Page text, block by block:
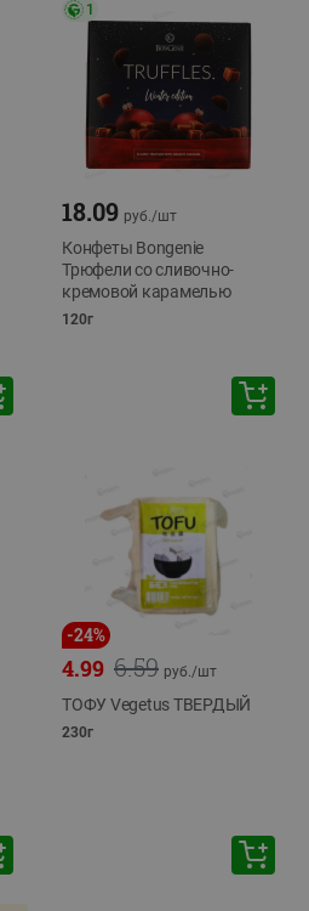
1
18.09 руб./шт
Конфеты Bongenie
Трюфели со сливочно-
кремовой карамелью
120г
-24%
6.59
4.99 руб./шт
ТОФУ Vegetus ТВЕРДЫЙ
230г